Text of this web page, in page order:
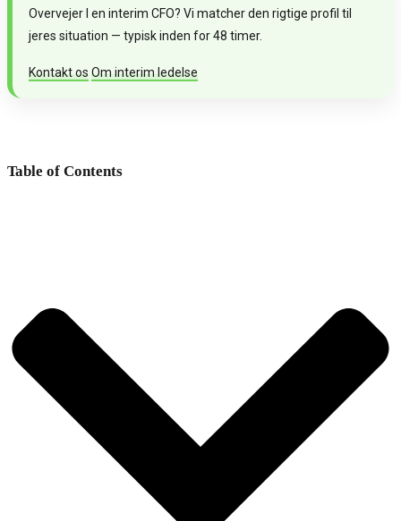
Overvejer I en interim CFO? Vi matcher den rigtige profil til
jeres situation — typisk inden for 48 timer.
Kontakt osOm interim ledelse
Table of Contents